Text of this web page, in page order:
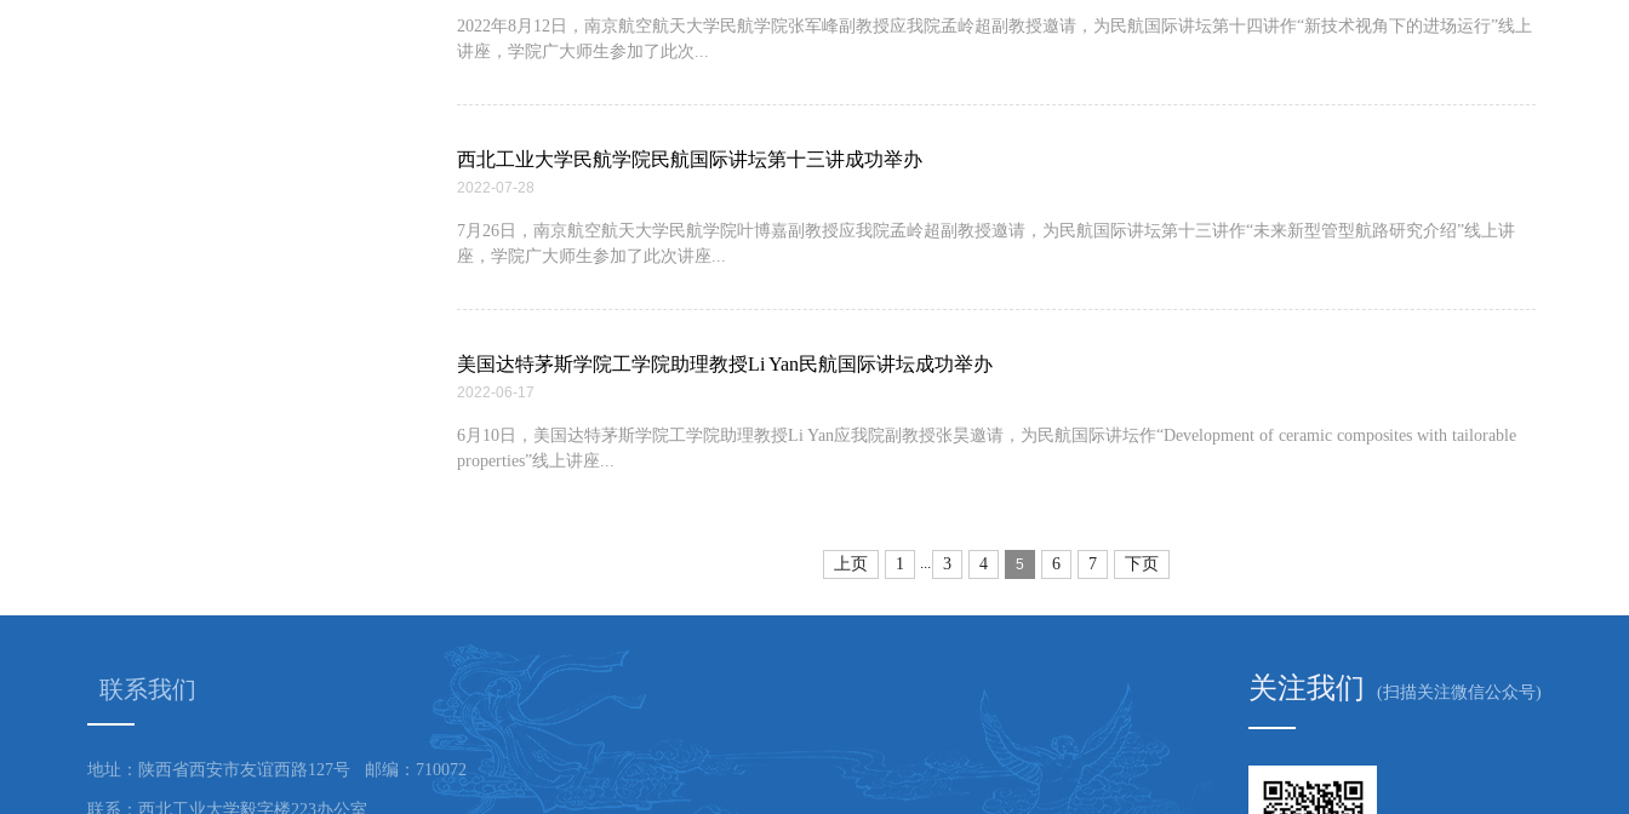
2022年8月12日，南京航空航天大学民航学院张军峰副教授应我院孟岭超副教授邀请，为民航国际讲坛第十四讲作“新技术视角下的进场运行”线上
讲座，学院广大师生参加了此次...
西北工业大学民航学院民航国际讲坛第十三讲成功举办
2022-07-28
7月26日，南京航空航天大学民航学院叶博嘉副教授应我院孟岭超副教授邀请，为民航国际讲坛第十三讲作“未来新型管型航路研究介绍”线上讲
座，学院广大师生参加了此次讲座...
美国达特茅斯学院工学院助理教授Li Yan民航国际讲坛成功举办
2022-06-17
​6月10日，美国达特茅斯学院工学院助理教授Li Yan应我院副教授张昊邀请，为民航国际讲坛作“Development of ceramic composites with tailorable
properties”线上讲座...
上页 1 ... 3 4 5 6 7 下页
联系我们
地址：陕西省西安市友谊西路127号 邮编：710072
联系：西北工业大学毅字楼223办公室
关注我们 (扫描关注微信公众号)